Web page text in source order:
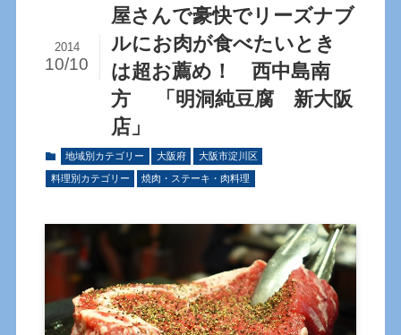
屋さんで豪快でリーズナブ
ルにお肉が食べたいとき
は超お薦め！ 西中島南
方 「明洞純豆腐 新大阪
店」
2014
10/10
地域別カテゴリー 大阪府 大阪市淀川区
料理別カテゴリー 焼肉・ステーキ・肉料理